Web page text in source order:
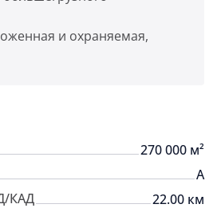
и охраняемая,
270 000 м²
A
КАД
22.00 км